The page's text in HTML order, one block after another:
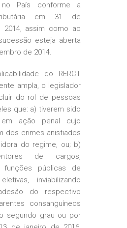
no País conforme a
em 31 de
2014, assim como ao
esteja aberta
de 2014.
do RERCT
ampla, o legislador
do rol de pessoas
que: a) tiverem sido
em ação penal cujo
dos crimes anistiados
do regime, ou; b)
de cargos,
públicas de
inviabilizando
do respectivo
consanguíneos
segundo grau ou por